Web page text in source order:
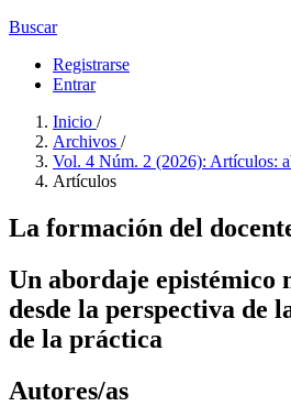
Buscar
Registrarse
Entrar
Inicio /
Archivos /
Vol. 4 Núm. 2 (2026): Artículos:
Artículos
La formación del
Un abordaje epistémico
desde la perspectiva de
de la práctica
Autores/as